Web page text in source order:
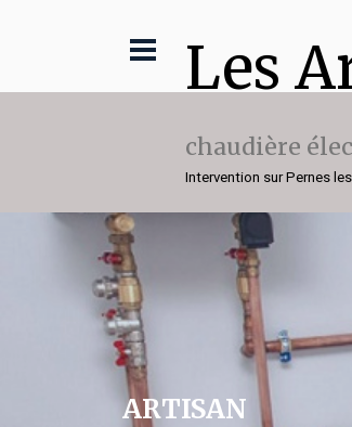
Les
chaudière
Intervention sur Pernes
ARTISAN